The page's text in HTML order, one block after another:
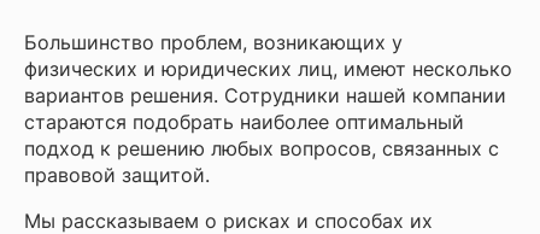
Большинство проблем, возникающих у
физических и юридических лиц, имеют несколько
вариантов решения. Сотрудники нашей компании
стараются подобрать наиболее оптимальный
подход к решению любых вопросов, связанных с
правовой защитой.
Мы рассказываем о рисках и способах их